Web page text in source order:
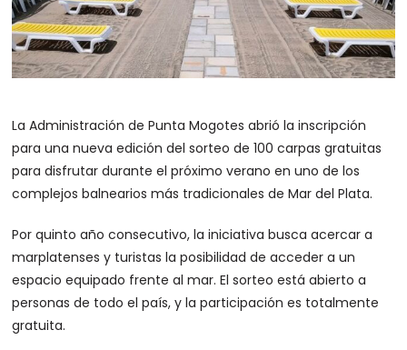
La Administración de Punta Mogotes abrió la inscripción
para una nueva edición del sorteo de 100 carpas gratuitas
para disfrutar durante el próximo verano en uno de los
complejos balnearios más tradicionales de Mar del Plata.
Por quinto año consecutivo, la iniciativa busca acercar a
marplatenses y turistas la posibilidad de acceder a un
espacio equipado frente al mar. El sorteo está abierto a
personas de todo el país, y la participación es totalmente
gratuita.